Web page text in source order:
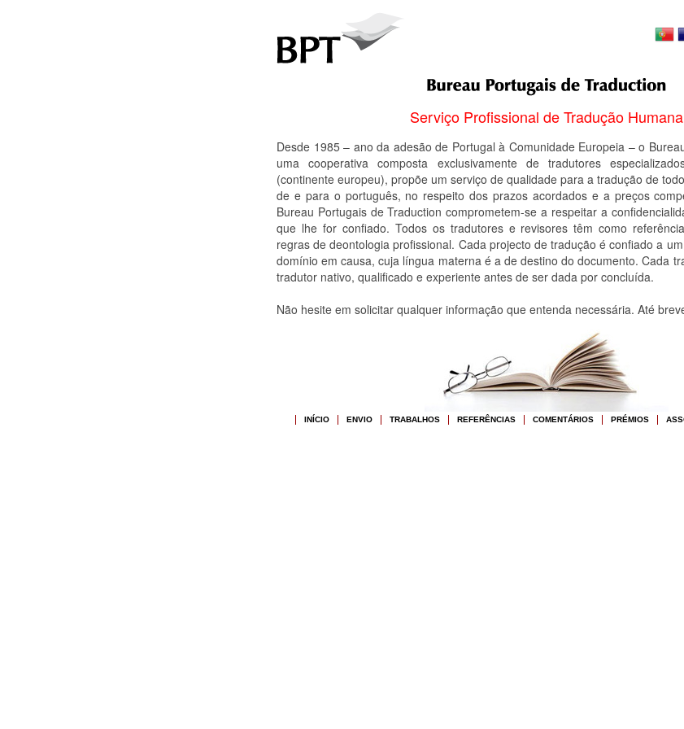
Serviço Profissional de Tradução Humana
Desde 1985 – ano da adesão de Portugal à Comunidade Europeia – o
uma cooperativa composta exclusivamente de tradutores
(continente europeu), propõe um serviço de qualidade para a tradução de
de e para o português, no respeito dos prazos acordados e a preços
Bureau Portugais de Traduction comprometem-se a respeitar a
que lhe for confiado. Todos os tradutores e revisores têm como
regras de deontologia profissional. Cada projecto de tradução é confiado a
domínio em causa, cuja língua materna é a de destino do documento. Cada
tradutor nativo, qualificado e experiente antes de ser dada por concluída.
Não hesite em solicitar qualquer informação que entenda necessária. Até
INÍCIO ENVIO TRABALHOS REFERÊNCIAS COMENTÁRIOS PRÉMIOS